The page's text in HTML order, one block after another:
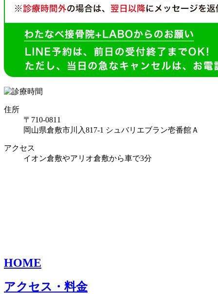
住所
〒710-0811
岡山県倉敷市川入817-1 シュバリエブラン壱番館Ａ
アクセス
イオン倉敷やアリオ倉敷から車で3分
HOME
アクセス・料金